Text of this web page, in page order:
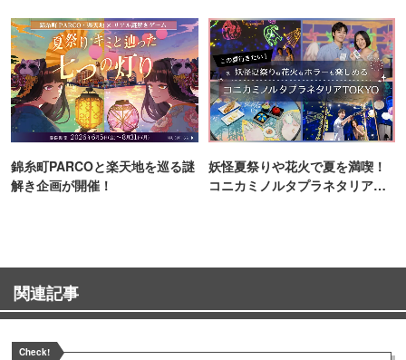
錦糸町PARCOと楽天地を巡る謎
解き企画が開催！
妖怪夏祭りや花火で夏を満喫！
コニカミノルタプラネタリア
関連記事
Check!